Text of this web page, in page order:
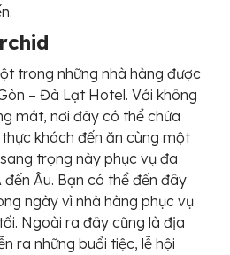
trong những nhà hàng được
– Đà Lạt Hotel. Với không
mát, nơi đây có thể chứa
khách đến ăn cùng một
trọng này phục vụ đa
Âu. Bạn có thể đến đây
ngày vì nhà hàng phục vụ
Ngoài ra đây cũng là địa
ra những buổi tiệc, lễ hội